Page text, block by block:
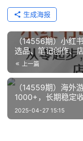
生成海报
（14556期）小红
选品、笔记创作、
上一篇
（14559期）海外
1000+，长期稳定
2025-04-27 15:15